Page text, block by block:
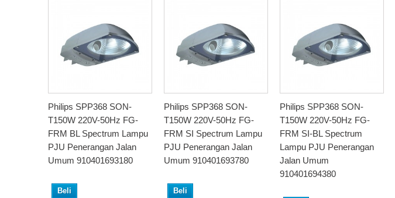
Philips SPP368 SON-
T150W 220V-50Hz FG-
FRM BL Spectrum Lampu
PJU Penerangan Jalan
Umum 910401693180
Beli
Philips SPP368 SON-
T150W 220V-50Hz FG-
FRM SI Spectrum Lampu
PJU Penerangan Jalan
Umum 910401693780
Beli
Philips SPP368 SON-
T150W 220V-50Hz FG-
FRM SI-BL Spectrum
Lampu PJU Penerangan
Jalan Umum
910401694380